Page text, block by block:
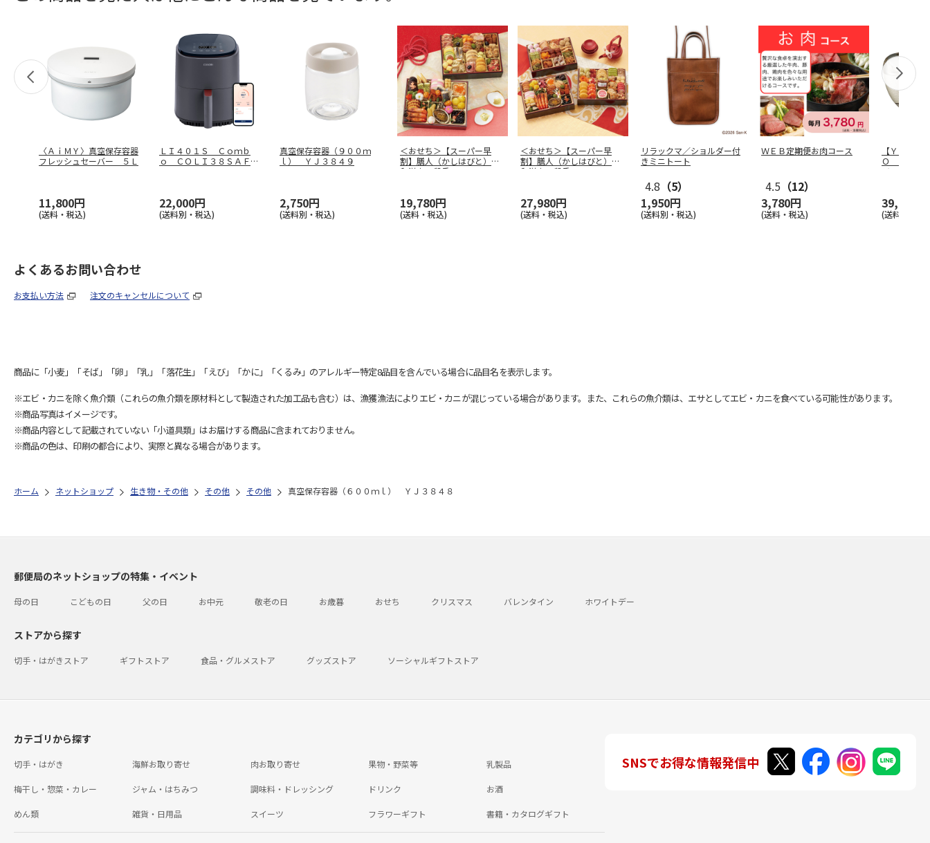
〈ＡｉＭＹ〉真空保存容器
フレッシュセーバー ５Ｌ
11,800円
(送料・税込)
ＬＩ４０１Ｓ Ｃｏｍｂ
ｏ ＣＯＬＩ３８ＳＡＦＧ
22,000円
(送料別・税込)
真空保存容器（９００ｍ
ｌ） ＹＪ３８４９
2,750円
(送料別・税込)
＜おせち＞【スーパー早
割】膳人（かしはびと）
和洋中二段重
19,780円
(送料・税込)
＜おせち＞【スーパー早
割】膳人（かしはびと）
和洋中三段重
27,980円
(送料・税込)
リラックマ／ショルダー付
きミニトート
4.8 （5）
1,950円
(送料別・税込)
ＷＥＢ定期便お肉コース
4.5 （12）
3,780円
(送料・税込)
【ＹＡ－
Ｏ ＪＡＰ
ジー ＹＪ
39,600円
(送料別・税
よくあるお問い合わせ
お支払い方法 注文のキャンセルについて
商品に「小麦」「そば」「卵」「乳」「落花生」「えび」「かに」「くるみ」のアレルギー特定8品目を含んでいる場合に品目名を表示します。
※エビ・カニを除く魚介類（これらの魚介類を原材料として製造された加工品も含む）は、漁獲漁法によりエビ・カニが混じっている場合があります。また、これらの魚介類は、エサとしてエビ・カニを食べている可能性があります。
※商品写真はイメージです。
※商品内容として記載されていない「小道具類」はお届けする商品に含まれておりません。
※商品の色は、印刷の都合により、実際と異なる場合があります。
ホーム ネットショップ 生き物・その他 その他 その他 真空保存容器（６００ｍｌ） ＹＪ３８４８
郵便局のネットショップの特集・イベント
母の日 こどもの日 父の日 お中元 敬老の日 お歳暮 おせち クリスマス バレンタイン ホワイトデー
ストアから探す
切手・はがきストア ギフトストア 食品・グルメストア グッズストア ソーシャルギフトストア
カテゴリから探す
切手・はがき 海鮮お取り寄せ 肉お取り寄せ 果物・野菜等 乳製品
梅干し・惣菜・カレー ジャム・はちみつ 調味料・ドレッシング ドリンク お酒
めん類 雑貨・日用品 スイーツ フラワーギフト 書籍・カタログギフト
SNSでお得な情報発信中